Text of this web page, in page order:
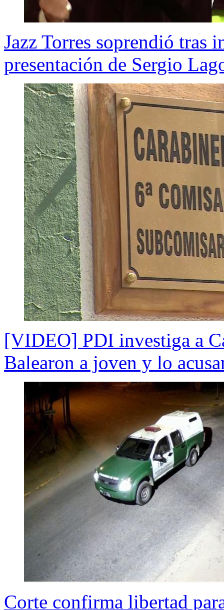
Jazz Torres soprendió tras
presentación de Sergio
[VIDEO] PDI investiga a
Balearon a joven y lo
Corte confirma libertad